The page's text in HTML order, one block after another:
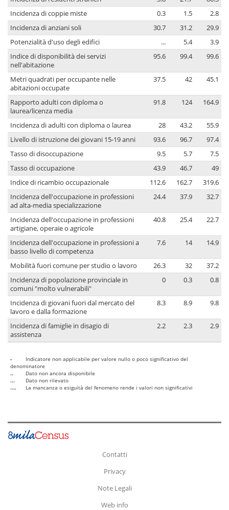
Incidenza di coppie miste
0.3 1.5
2.8
Incidenza di anziani soli
30.7 31.2
29.9
Potenzialità d'uso degli edifici
... 5.4
3.9
Indice di disponibilità dei servizi
nell'abitazione
95.6 99.4 99.6
Metri quadrati per occupante nelle
abitazioni occupate
37.5 42 45.1
Rapporto adulti con diploma o
laurea/licenza media
91.8 124 164.9
Incidenza di adulti con diploma o laurea 28 43.2
55.9
Livello di istruzione dei giovani 15-19 anni
93.6 96.7
97.4
Tasso di disoccupazione
9.5 5.7
7.5
Tasso di occupazione
43.9 46.7
49
Indice di ricambio occupazionale
112.6 162.7
319.6
Incidenza dell'occupazione in professioni
ad alta-media specializzazione
24.4 37.9 32.7
Incidenza dell'occupazione in professioni
artigiane, operaie o agricole
40.8 25.4 22.7
Incidenza dell'occupazione in professioni a
basso livello di competenza
7.6 14 14.9
Mobilità fuori comune per studio o lavoro 26.3 32
37.2
Incidenza di popolazione provinciale in
comuni "molto vulnerabili"
0 0.3 0.8
Incidenza di giovani fuori dal mercato del
lavoro e dalla formazione
8.3 8.9 9.8
Incidenza di famiglie in disagio di
assistenza
2.2 2.3 2.9
-
Indicatore non applicabile per valore nullo o poco significativo del
denominatore
..
Dato non ancora disponibile
...
Dato non rilevato
....
La mancanza o esiguità del fenomeno rende i valori non significativi
Contatti
Privacy
Note Legali
Web info